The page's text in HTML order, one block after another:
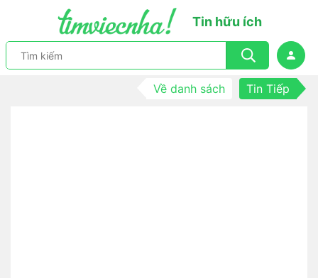
Tin hữu ích
Về danh sách Tin Tiếp